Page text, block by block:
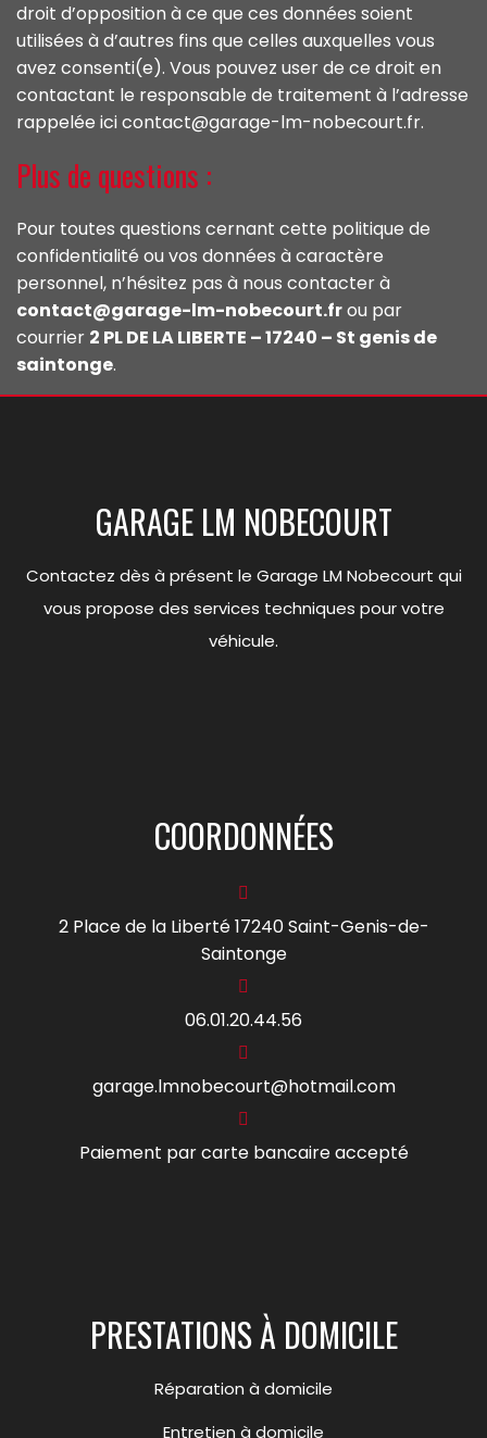
droit d’opposition à ce que ces données soient
utilisées à d’autres fins que celles auxquelles vous
avez consenti(e). Vous pouvez user de ce droit en
contactant le responsable de traitement à l’adresse
rappelée ici contact@garage-lm-nobecourt.fr.
Plus de questions :
Pour toutes questions cernant cette politique de
confidentialité ou vos données à caractère
personnel, n’hésitez pas à nous contacter à
contact@garage-lm-nobecourt.frou par
courrier 2 PL DE LA LIBERTE – 17240 – St genis de
saintonge.
GARAGE LM NOBECOURT
Contactez dès à présent le Garage LM Nobecourt qui
vous propose des services techniques pour votre
véhicule.
COORDONNÉES
2 Place de la Liberté 17240 Saint-Genis-de-
Saintonge
06.01.20.44.56
garage.lmnobecourt@hotmail.com
Paiement par carte bancaire accepté
PRESTATIONS À DOMICILE
Réparation à domicile
Entretien à domicile